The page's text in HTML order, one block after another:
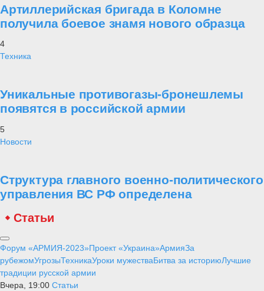
Артиллерийская бригада в Коломне
получила боевое знамя нового образца
4
Техника
Уникальные противогазы-бронешлемы
появятся в российской армии
5
Новости
Структура главного военно-политического
управления ВС РФ определена
Статьи
Форум «АРМИЯ-2023»Проект «Украина»АрмияЗа
рубежомУгрозыТехникаУроки мужестваБитва за историюЛучшие
традиции русской армии
Вчера, 19:00 Статьи